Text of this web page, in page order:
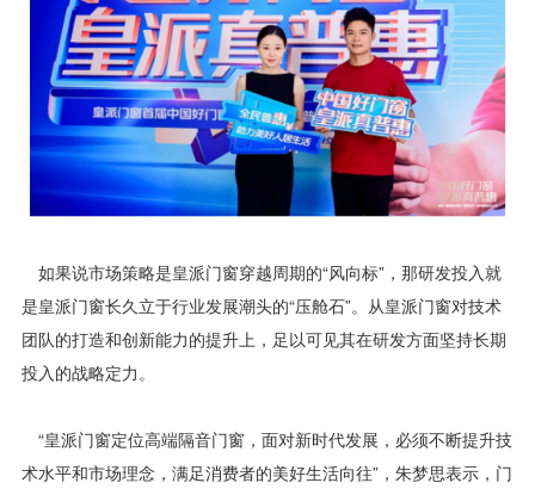
如果说市场策略是皇派门窗穿越周期的“风向标”，那研发投入就
是皇派门窗长久立于行业发展潮头的“压舱石”。从皇派门窗对技术
团队的打造和创新能力的提升上，足以可见其在研发方面坚持长期
投入的战略定力。
“皇派门窗定位高端隔音门窗，面对新时代发展，必须不断提升技
术水平和市场理念，满足消费者的美好生活向往”，朱梦思表示，门